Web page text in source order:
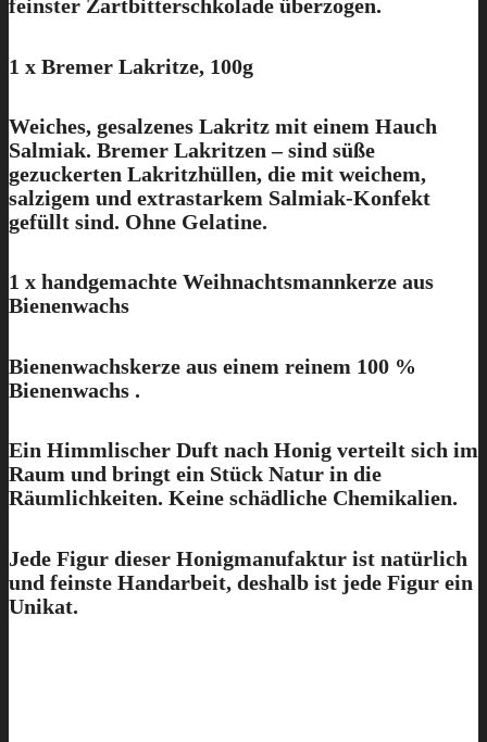
feinster Zartbitterschkolade überzogen.
1 x Bremer Lakritze, 100g
Weiches, gesalzenes Lakritz mit einem Hauch
Salmiak. Bremer Lakritzen – sind süße
gezuckerten Lakritzhüllen, die mit weichem,
salzigem und extrastarkem Salmiak-Konfekt
gefüllt sind. Ohne Gelatine.
1 x handgemachte Weihnachtsmannkerze aus
Bienenwachs
Bienenwachskerze aus einem reinem 100 %
Bienenwachs .
Ein Himmlischer Duft nach Honig verteilt sich im
Raum und bringt ein Stück Natur in die
Räumlichkeiten. Keine schädliche Chemikalien.
Jede Figur dieser Honigmanufaktur ist natürlich
und feinste Handarbeit, deshalb ist jede Figur ein
Unikat.